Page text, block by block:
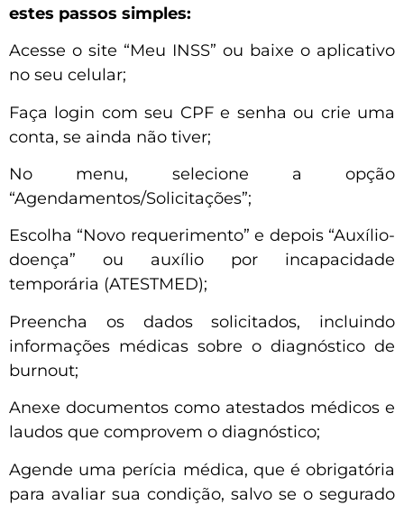
estes passos simples:
Acesse o site “Meu INSS” ou baixe o aplicativo
no seu celular;
Faça login com seu CPF e senha ou crie uma
conta, se ainda não tiver;
No menu, selecione a opção
“Agendamentos/Solicitações”;
Escolha “Novo requerimento” e depois “Auxílio-
doença” ou auxílio por incapacidade
temporária (ATESTMED);
Preencha os dados solicitados, incluindo
informações médicas sobre o diagnóstico de
burnout;
Anexe documentos como atestados médicos e
laudos que comprovem o diagnóstico;
Agende uma perícia médica, que é obrigatória
para avaliar sua condição, salvo se o segurado